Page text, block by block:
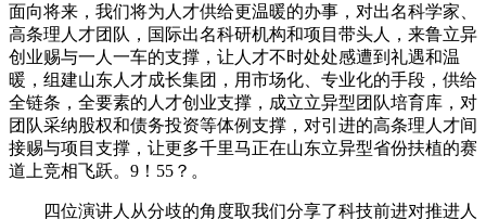
面向将来，我们将为人才供给更温暖的办事，对出名科学家、
高条理人才团队，国际出名科研机构和项目带头人，来鲁立异
创业赐与一人一车的支撑，让人才不时处处感遭到礼遇和温
暖，组建山东人才成长集团，用市场化、专业化的手段，供给
全链条，全要素的人才创业支撑，成立立异型团队培育库，对
团队采纳股权和债务投资等体例支撑，对引进的高条理人才间
接赐与项目支撑，让更多千里马正在山东立异型省份扶植的赛
道上竞相飞跃。9！55？。
四位演讲人从分歧的角度取我们分享了科技前进对推进人